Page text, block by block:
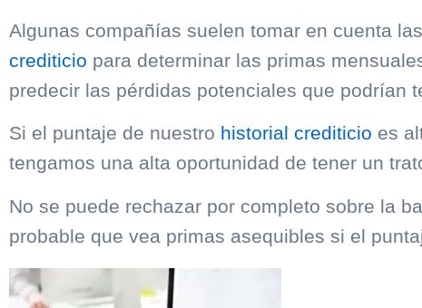
Algunas compañías suelen tomar en cuenta
crediticio para determinar las primas
predecir las pérdidas potenciales que podrían
Si el puntaje de nuestro historial crediticio es
tengamos una alta oportunidad de tener un
No se puede rechazar por completo sobre la
probable que vea primas asequibles si el